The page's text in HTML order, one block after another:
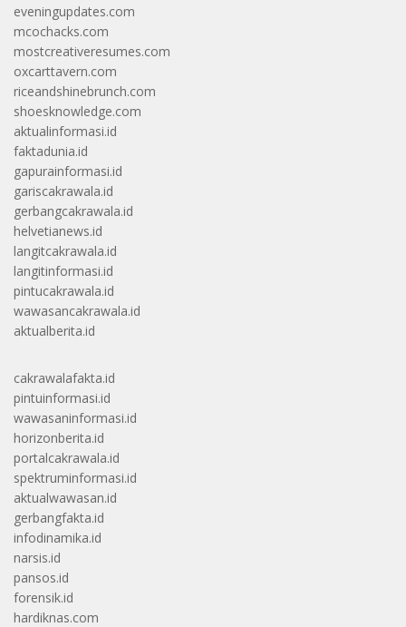
eveningupdates.com
mcochacks.com
mostcreativeresumes.com
oxcarttavern.com
riceandshinebrunch.com
shoesknowledge.com
aktualinformasi.id
faktadunia.id
gapurainformasi.id
gariscakrawala.id
gerbangcakrawala.id
helvetianews.id
langitcakrawala.id
langitinformasi.id
pintucakrawala.id
wawasancakrawala.id
aktualberita.id
cakrawalafakta.id
pintuinformasi.id
wawasaninformasi.id
horizonberita.id
portalcakrawala.id
spektruminformasi.id
aktualwawasan.id
gerbangfakta.id
infodinamika.id
narsis.id
pansos.id
forensik.id
hardiknas.com